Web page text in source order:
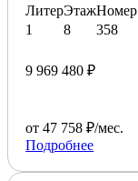
Литер
1
Этаж
8
Номер
358
9 969 480 ₽
от 47 758 ₽/мес.
Подробнее